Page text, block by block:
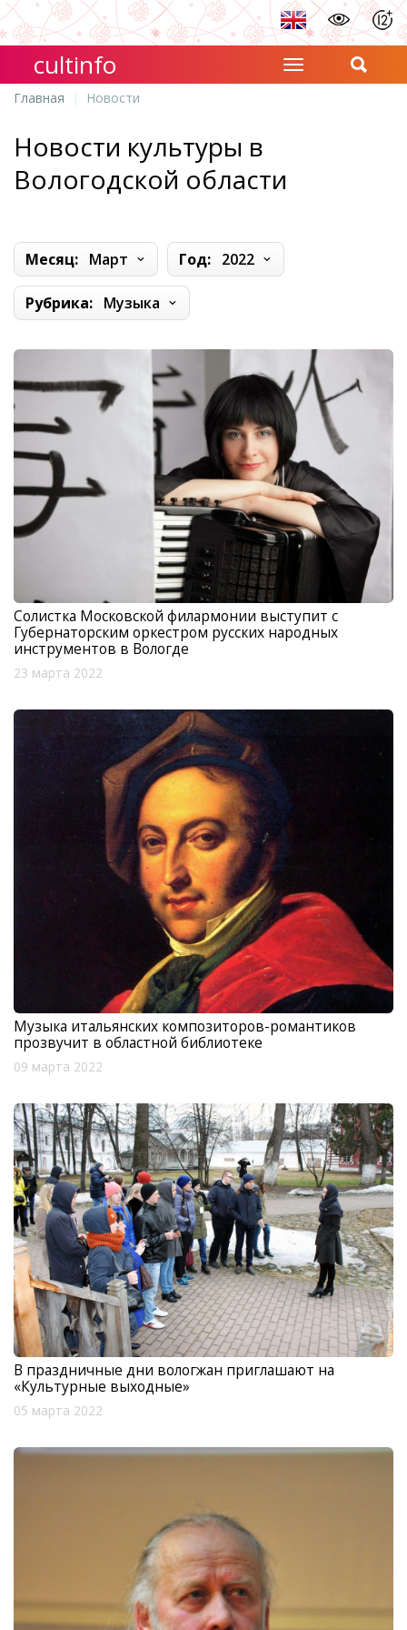
cultinfo
Главная Новости
Новости культуры в
Вологодской области
Месяц: Март Год: 2022
Рубрика: Музыка
Солистка Московской филармонии выступит с
Губернаторским оркестром русских народных
инструментов в Вологде
23 марта 2022
Музыка итальянских композиторов-романтиков
прозвучит в областной библиотеке
09 марта 2022
В праздничные дни вологжан приглашают на
«Культурные выходные»
05 марта 2022